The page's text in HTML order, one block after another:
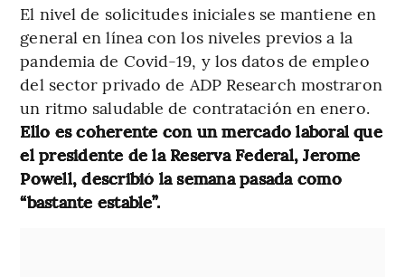
El nivel de solicitudes iniciales se mantiene en
general en línea con los niveles previos a la
pandemia de Covid-19, y los datos de empleo
del sector privado de ADP Research mostraron
un ritmo saludable de contratación en enero.
Ello es coherente con un mercado laboral que
el presidente de la Reserva Federal, Jerome
Powell, describió la semana pasada como
“bastante estable”.